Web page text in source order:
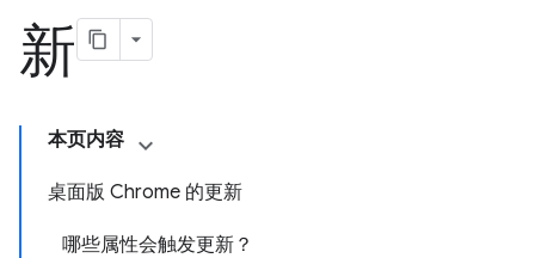
新
本页内容
桌面版 Chrome 的更新
哪些属性会触发更新？